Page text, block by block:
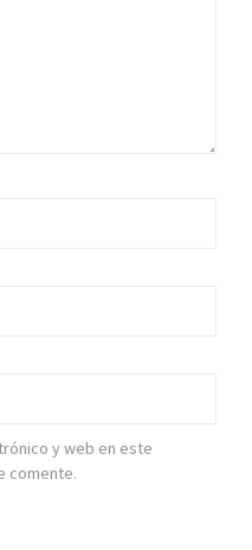
y web en este
comente.